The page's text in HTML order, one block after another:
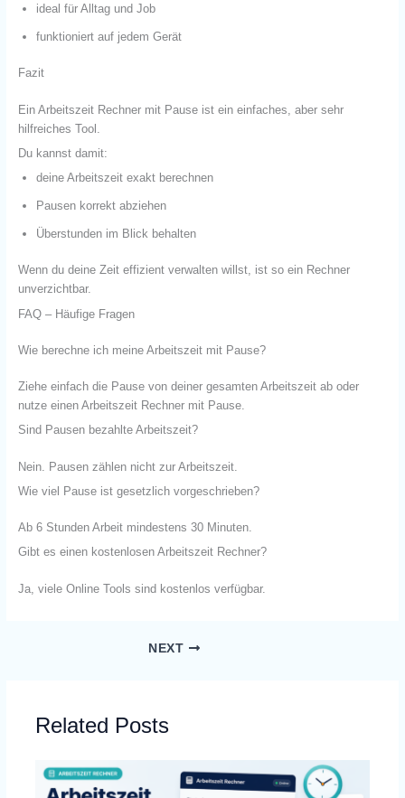
ideal für Alltag und Job
funktioniert auf jedem Gerät
Fazit
Ein Arbeitszeit Rechner mit Pause ist ein einfaches, aber sehr
hilfreiches Tool.
Du kannst damit:
deine Arbeitszeit exakt berechnen
Pausen korrekt abziehen
Überstunden im Blick behalten
Wenn du deine Zeit effizient verwalten willst, ist so ein Rechner
unverzichtbar.
FAQ – Häufige Fragen
Wie berechne ich meine Arbeitszeit mit Pause?
Ziehe einfach die Pause von deiner gesamten Arbeitszeit ab oder
nutze einen Arbeitszeit Rechner mit Pause.
Sind Pausen bezahlte Arbeitszeit?
Nein. Pausen zählen nicht zur Arbeitszeit.
Wie viel Pause ist gesetzlich vorgeschrieben?
Ab 6 Stunden Arbeit mindestens 30 Minuten.
Gibt es einen kostenlosen Arbeitszeit Rechner?
Ja, viele Online Tools sind kostenlos verfügbar.
NEXT
Related Posts